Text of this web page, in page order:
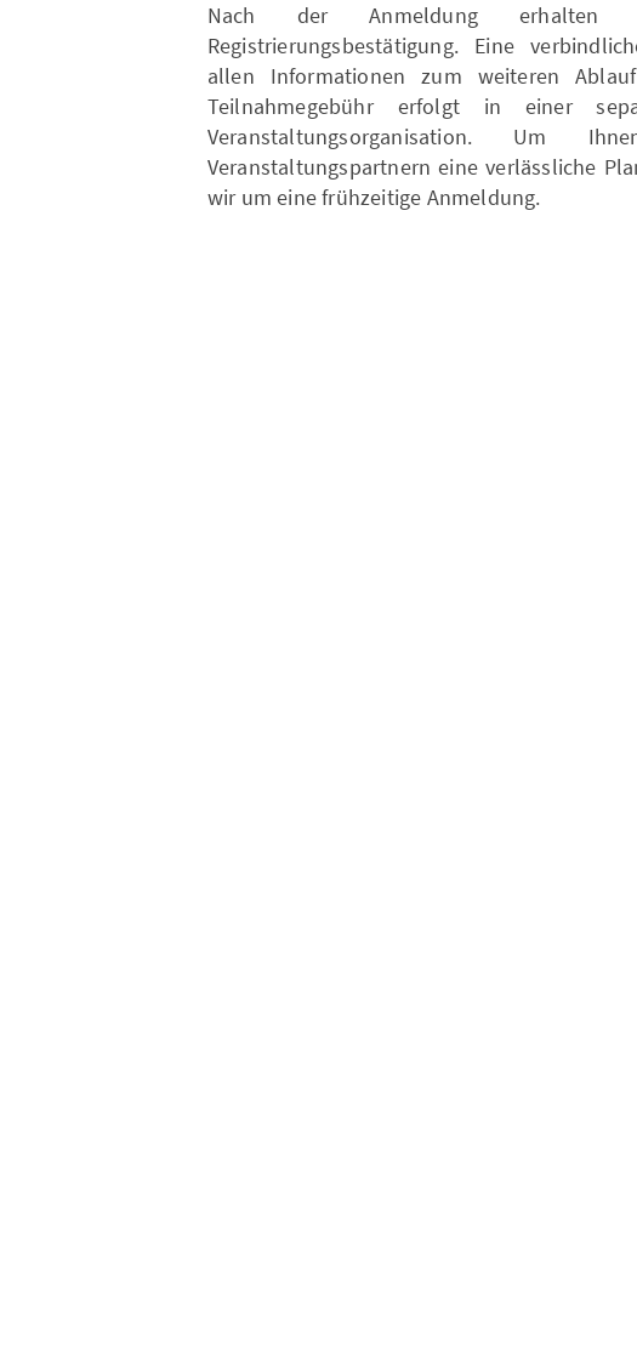
Nach der Anmeldung erhalten
Registrierungsbestätigung. Eine
allen Informationen zum weiteren
Teilnahmegebühr erfolgt in einer
Veranstaltungsorganisation. Um
Veranstaltungspartnern eine verlässliche
wir um eine frühzeitige Anmeldung.